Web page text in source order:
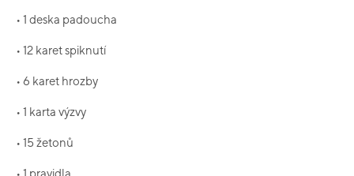
• 1 deska padoucha
• 12 karet spiknutí
• 6 karet hrozby
• 1 karta výzvy
• 15 žetonů